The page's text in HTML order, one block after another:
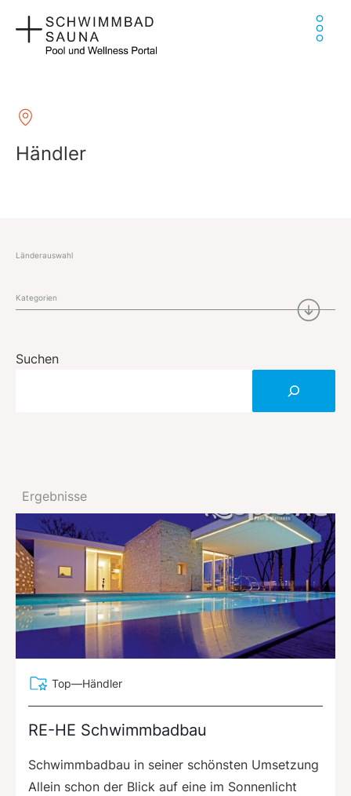
Inhalt
springen
Händler
Ergebnisse
Top—Händler
RE-HE Schwimmbadbau
Schwimmbadbau in seiner schönsten Umsetzung
Allein schon der Blick auf eine im Sonnenlicht
Länderauswahl
Kategorien
Suchen